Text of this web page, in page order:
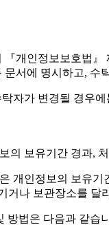
개인정보보호법』
문서에 명시하고, 수
자가 변경될 경우
의 보유기간 경과,
개인정보의 보유
거나 보관장소를 달
방법은 다음과 같습